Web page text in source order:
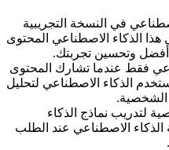
في النسخة التجريبية
الذكاء الاصطناعي المحتوى
أفضل وتحسين تجربتك.
فقط عندما تشارك المحتوى
الذكاء الاصطناعي لتحليل
الشخصية.
لتدريب نماذج الذكاء
الذكاء الاصطناعي عند الطلب